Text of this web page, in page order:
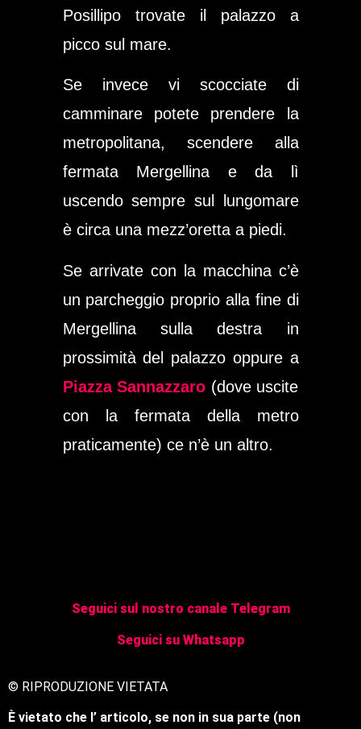
Posillipo trovate il palazzo a
picco sul mare.
Se invece vi scocciate di
camminare potete prendere la
metropolitana, scendere alla
fermata Mergellina e da lì
uscendo sempre sul lungomare
è circa una mezz’oretta a piedi.
Se arrivate con la macchina c’è
un parcheggio proprio alla fine di
Mergellina sulla destra in
prossimità del palazzo oppure a
Piazza Sannazzaro (dove uscite
con la fermata della metro
praticamente) ce n’è un altro.
Seguici sul nostro canale Telegram
Seguici su Whatsapp
© RIPRODUZIONE VIETATA
È vietato che l’ articolo, se non in sua parte (non